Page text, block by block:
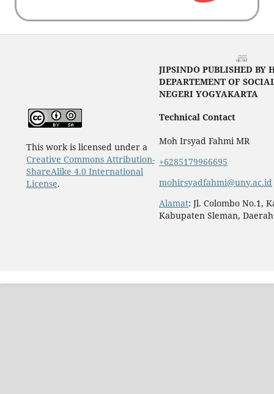
This work is licensed under a
Creative Commons Attribution-
ShareAlike 4.0 International
License.
JIPSINDO PUBLISHED BY
DEPARTEMENT OF
NEGERI YOGYAKARTA
Technical Contact
Moh Irsyad Fahmi MR
+6285179966695
mohirsyadfahmi@uny.ac.id
Alamat: Jl. Colombo No.1,
Kabupaten Sleman,